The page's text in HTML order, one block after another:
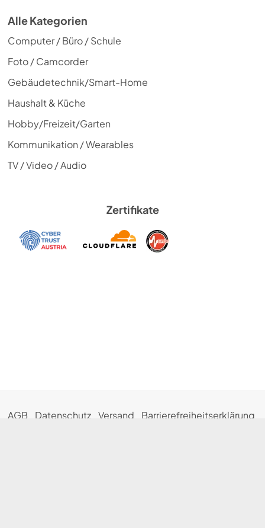
Alle Kategorien
Computer / Büro / Schule
Foto / Camcorder
Gebäudetechnik/Smart-Home
Haushalt & Küche
Hobby/Freizeit/Garten
Kommunikation / Wearables
TV / Video / Audio
Zertifikate
AGB Datenschutz Versand
Barrierefreiheitserklärung